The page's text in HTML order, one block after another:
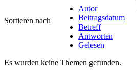
Sortieren nach
Autor
Beitragsdatum
Betreff
Antworten
Gelesen
Es wurden keine Themen gefunden.